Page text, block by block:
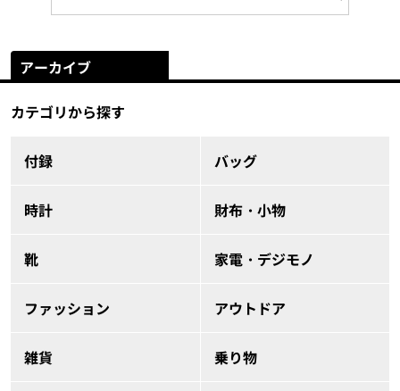
アーカイブ
カテゴリから探す
付録 バッグ
時計 財布・小物
靴 家電・デジモノ
ファッション アウトドア
雑貨 乗り物